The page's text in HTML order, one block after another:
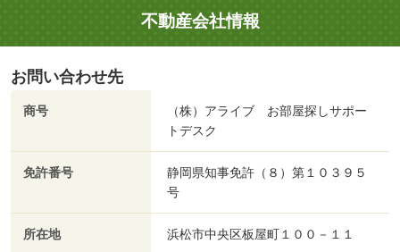
不動産会社情報
お問い合わせ先
商号
（株）アライブ お部屋探しサポー
トデスク
免許番号
静岡県知事免許（８）第１０３９５
号
所在地 浜松市中央区板屋町１００－１１